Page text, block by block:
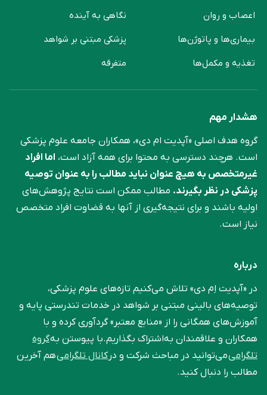
اعصاب و روان
بیماری‌ها و پاتوژن‌ها
تغذیه و مکمل‌ها
نگاهی به آینده
پزشکی مبتنی بر شواهد
متفرقه
هشدار مهم
گروه هدف اصلی «آپدیت ام دی»، همکاران جامعه علوم ‌پزشکی
است. هرچند دسترسی به محتوا برای همه آزاد است، اما افراد
غیرمتخصص به هیچ عنوان نباید مطالب را به عنوان توصیه
پزشکی در نظر بگیرند. مطالب ممکن است نتایج پژوهش‌های
اولیه باشند و برای نتیجه‌گیری از آنها به قضاوت افراد متخصص
نیاز است.
درباره
در «آپدیت اِم دی» تلاش می‌کنیم تازه‌های علوم پزشکی،
توصیه‌های بالینی مبتنی بر شواهد در خدمات تندرستی پایه و
آموزش‌های همگانی را از «منابع معتبر» گردآوری کرده و با
همکاران و علاقمندان به‌اشتراک بگذاریم.با پیوستن بهگروه
تلگرامیمی‌توانید در مباحث شرکت و درکانال تلگرامیهم آخرین
مطالب را دنبال کنید.